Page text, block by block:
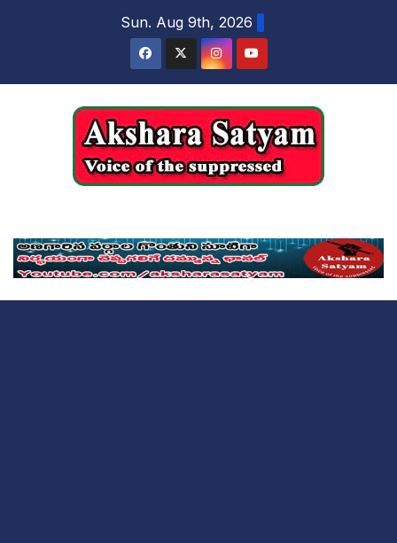
Sun. Aug 9th, 2026